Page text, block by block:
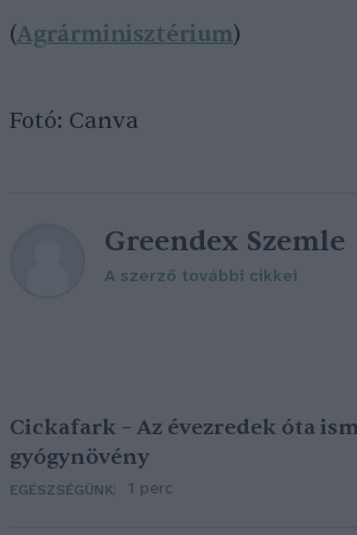
(Agrárminisztérium)
Fotó: Canva
Greendex Szemle
A szerző további cikkei
Cickafark – Az évezredek óta
gyógynövény
EGÉSZSÉGÜNK 1 perc